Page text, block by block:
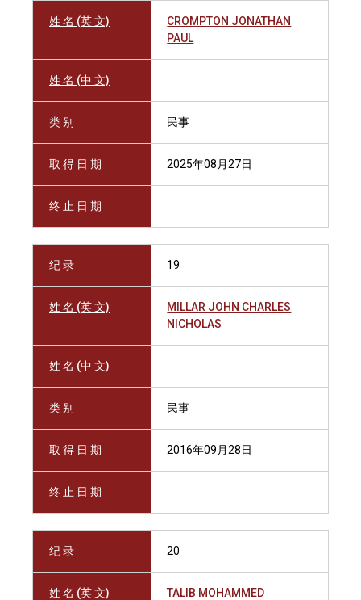
姓 名 (英 文)
CROMPTON JONATHAN
PAUL
姓 名 (中 文)
类 别 民事
取 得 日 期 2025年08月27日
终 止 日 期
纪 录 19
姓 名 (英 文)
MILLAR JOHN CHARLES
NICHOLAS
姓 名 (中 文)
类 别 民事
取 得 日 期 2016年09月28日
终 止 日 期
纪 录 20
姓 名 (英 文) TALIB MOHAMMED